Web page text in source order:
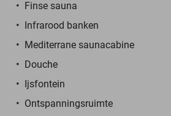
Finse sauna
Infrarood banken
Mediterrane saunacabine
Douche
Ijsfontein
Ontspanningsruimte